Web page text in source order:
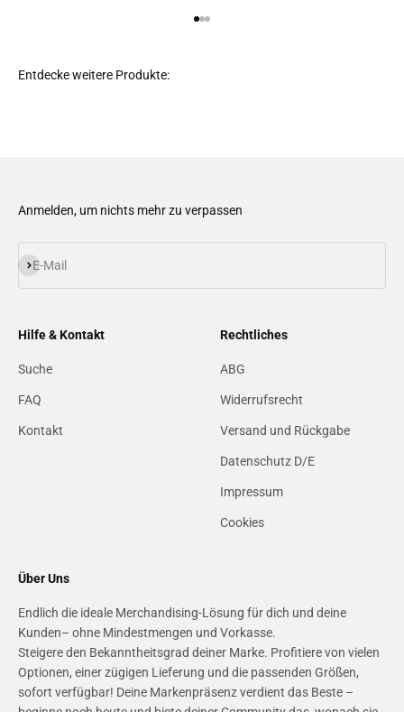
Anmelden, um nichts mehr zu verpassen
E-Mail
Abonnieren
Hilfe & Kontakt
Suche
FAQ
Kontakt
Rechtliches
ABG
Widerrufsrecht
Versand und Rückgabe
Datenschutz D/E
Impressum
Cookies
Über Uns
Endlich die ideale Merchandising-Lösung für dich und deine
Kunden– ohne Mindestmengen und Vorkasse.
Steigere den Bekanntheitsgrad deiner Marke. Profitiere von vielen
Optionen, einer zügigen Lieferung und die passenden Größen,
sofort verfügbar! Deine Markenpräsenz verdient das Beste –